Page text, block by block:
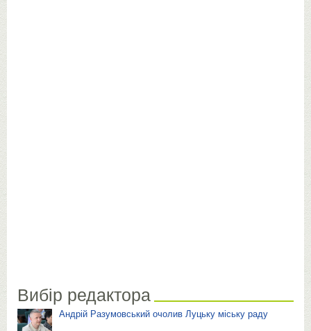
Вибір редактора
Андрій Разумовський очолив Луцьку міську раду